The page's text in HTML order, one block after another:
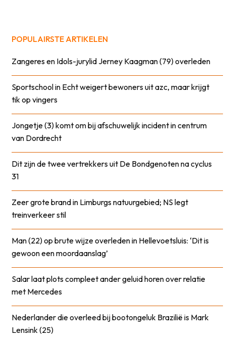
POPULAIRSTE ARTIKELEN
Zangeres en Idols-jurylid Jerney Kaagman (79) overleden
Sportschool in Echt weigert bewoners uit azc, maar krijgt
tik op vingers
Jongetje (3) komt om bij afschuwelijk incident in centrum
van Dordrecht
Dit zijn de twee vertrekkers uit De Bondgenoten na cyclus
31
Zeer grote brand in Limburgs natuurgebied; NS legt
treinverkeer stil
Man (22) op brute wijze overleden in Hellevoetsluis: ‘Dit is
gewoon een moordaanslag’
Salar laat plots compleet ander geluid horen over relatie
met Mercedes
Nederlander die overleed bij bootongeluk Brazilië is Mark
Lensink (25)